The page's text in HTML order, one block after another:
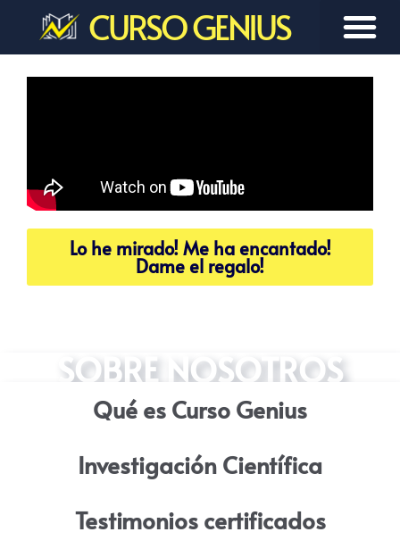
CURSO GENIUS
Lo he mirado! Me ha encantado!
Dame el regalo!
SOBRE NOSOTROS
Qué es Curso Genius
Investigación Científica
Testimonios certificados